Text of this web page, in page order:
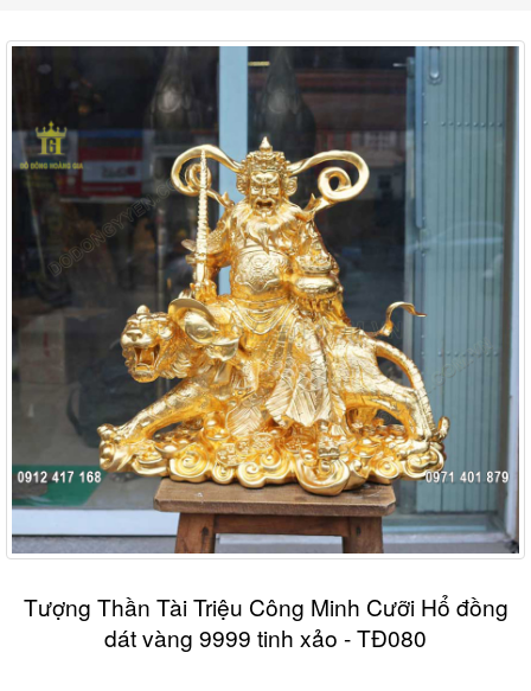
Tượng Thần Tài Triệu Công Minh Cưỡi Hổ đồng
dát vàng 9999 tinh xảo - TĐ080